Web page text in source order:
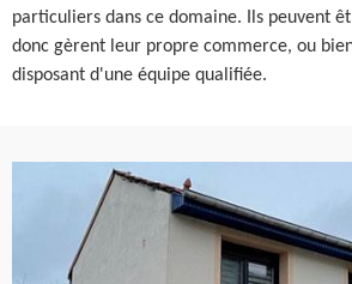
particuliers dans ce domaine. Ils peuvent
donc gèrent leur propre commerce, ou
disposant d'une équipe qualifiée.